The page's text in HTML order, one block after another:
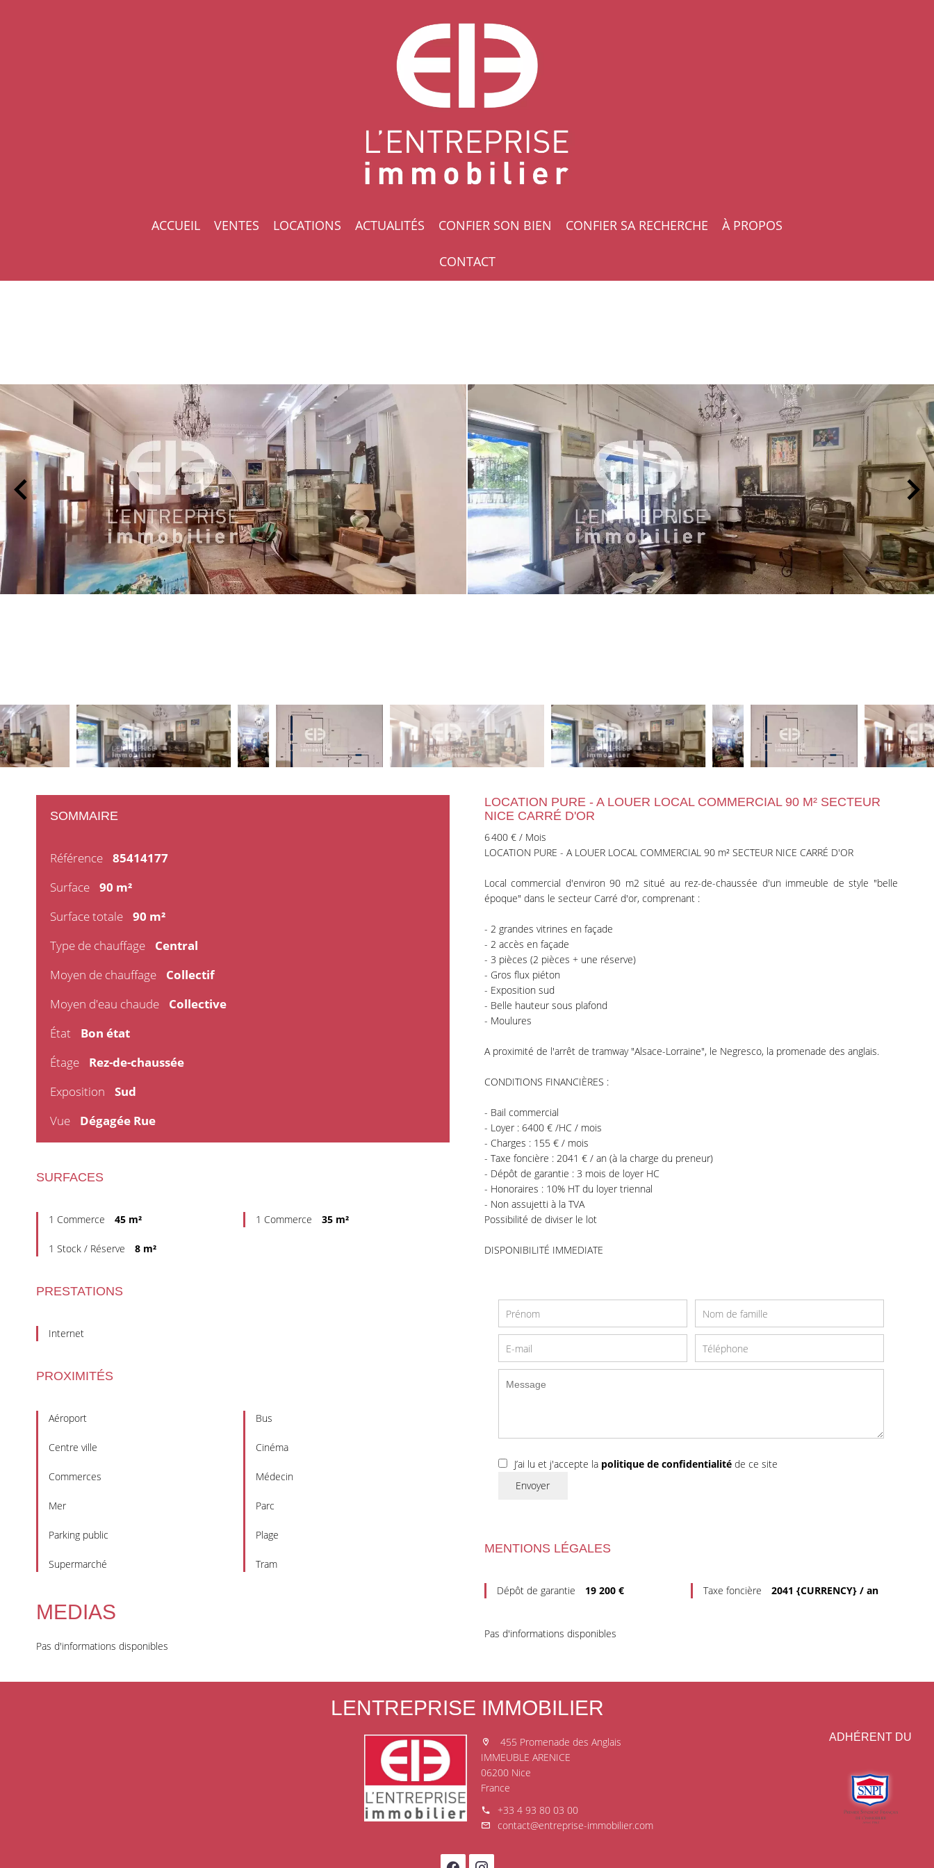
ACCUEIL VENTES LOCATIONS ACTUALITÉS CONFIER SON BIEN CONFIER SA RECHERCHE À PROPOS
CONTACT
SOMMAIRE
Référence
85414177
Surface
90 m²
Surface totale
90 m²
Type de chauffage
Central
Moyen de chauffage
Collectif
Moyen d'eau chaude
Collective
État
Bon état
Étage
Rez-de-chaussée
Exposition
Sud
Vue
Dégagée Rue
SURFACES
1 Commerce 45 m² 1 Commerce 35 m²
1 Stock / Réserve 8 m²
PRESTATIONS
Internet
PROXIMITÉS
Aéroport Bus
Centre ville Cinéma
Commerces Médecin
Mer Parc
Parking public Plage
Supermarché Tram
MEDIAS
Pas d'informations disponibles
LOCATION PURE - A LOUER LOCAL COMMERCIAL 90 M² SECTEUR
NICE CARRÉ D'OR
6 400 € / Mois
LOCATION PURE - A LOUER LOCAL COMMERCIAL 90 m² SECTEUR NICE CARRÉ D'OR
Local commercial d'environ 90 m2 situé au rez-de-chaussée d'un immeuble de style "belle
époque" dans le secteur Carré d'or, comprenant :
- 2 grandes vitrines en façade
- 2 accès en façade
- 3 pièces (2 pièces + une réserve)
- Gros flux piéton
- Exposition sud
- Belle hauteur sous plafond
- Moulures
A proximité de l'arrêt de tramway "Alsace-Lorraine", le Negresco, la promenade des anglais.
CONDITIONS FINANCIÈRES :
- Bail commercial
- Loyer : 6400 € /HC / mois
- Charges : 155 € / mois
- Taxe foncière : 2041 € / an (à la charge du preneur)
- Dépôt de garantie : 3 mois de loyer HC
- Honoraires : 10% HT du loyer triennal
- Non assujetti à la TVA
Possibilité de diviser le lot
DISPONIBILITÉ IMMEDIATE
J’ai lu et j'accepte la politique de confidentialitéde ce site
Envoyer
MENTIONS LÉGALES
Dépôt de garantie 19 200 € Taxe foncière 2041 {CURRENCY} / an
Pas d'informations disponibles
ADHÉRENT DU
LENTREPRISE IMMOBILIER
455 Promenade des Anglais
IMMEUBLE ARENICE
06200 Nice
France
+33 4 93 80 03 00
contact@entreprise-immobilier.com